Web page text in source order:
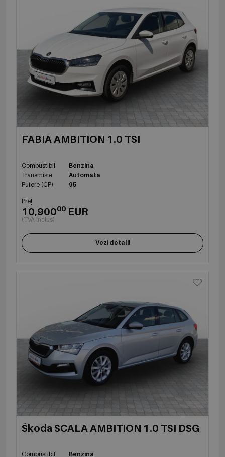
FABIA AMBITION 1.0 TSI
Combustibil
Benzina
Transmisie
Automata
Putere (CP)
95
Preț
10,90000 EUR
(TVA inclus)
Vezi detalii
Škoda SCALA AMBITION 1.0 TSI DSG
Combustibil
Benzina